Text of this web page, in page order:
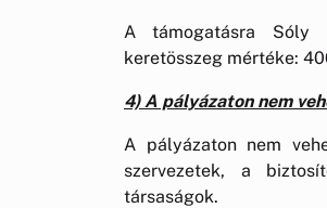
A támogatásra Sóly
keretösszeg mértéke:
4) A pályázaton nem
A pályázaton nem
szervezetek, a
társaságok.